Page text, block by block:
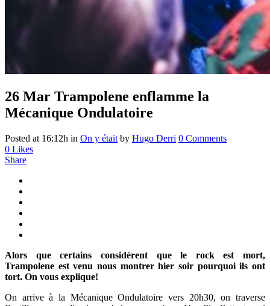
26 Mar Trampolene enflamme la
Mécanique Ondulatoire
Posted at 16:12h in On y était by Hugo Derri 0 Comments
0 Likes
Share
Alors que certains considèrent que le rock est mort,
Trampolene est venu nous montrer hier soir pourquoi ils ont
tort. On vous explique!
On arrive à la Mécanique Ondulatoire vers 20h30, on traverse